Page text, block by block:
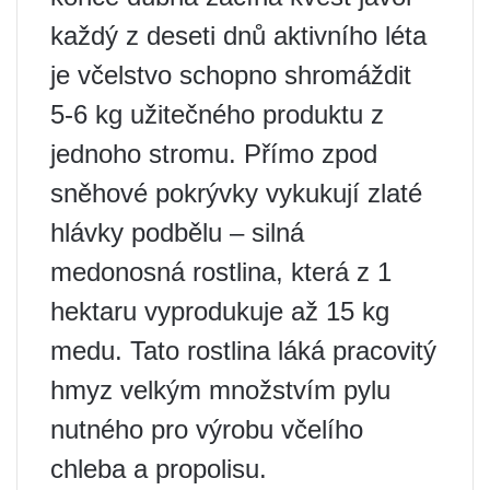
každý z deseti dnů aktivního léta
je včelstvo schopno shromáždit
5-6 kg užitečného produktu z
jednoho stromu. Přímo zpod
sněhové pokrývky vykukují zlaté
hlávky podbělu – silná
medonosná rostlina, která z 1
hektaru vyprodukuje až 15 kg
medu. Tato rostlina láká pracovitý
hmyz velkým množstvím pylu
nutného pro výrobu včelího
chleba a propolisu.